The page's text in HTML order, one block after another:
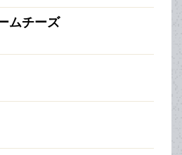
ムチーズ